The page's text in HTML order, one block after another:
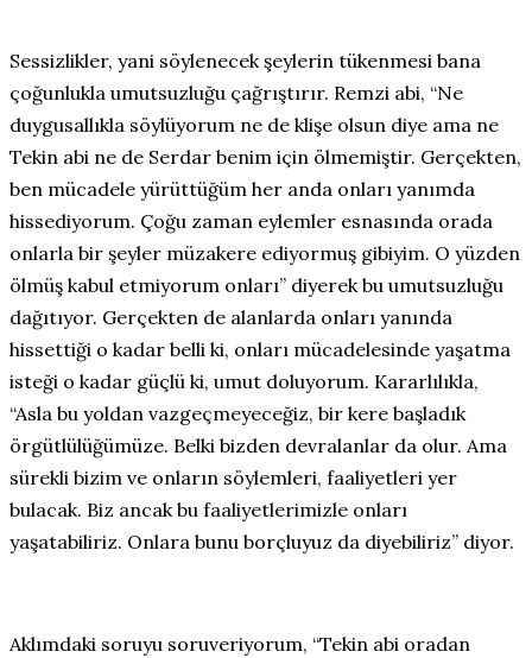
Sessizlikler, yani söylenecek şeylerin tükenmesi bana
çoğunlukla umutsuzluğu çağrıştırır. Remzi abi, “Ne
duygusallıkla söylüyorum ne de klişe olsun diye ama ne
Tekin abi ne de Serdar benim için ölmemiştir. Gerçekten,
ben mücadele yürüttüğüm her anda onları yanımda
hissediyorum. Çoğu zaman eylemler esnasında orada
onlarla bir şeyler müzakere ediyormuş gibiyim. O yüzden
ölmüş kabul etmiyorum onları” diyerek bu umutsuzluğu
dağıtıyor. Gerçekten de alanlarda onları yanında
hissettiği o kadar belli ki, onları mücadelesinde yaşatma
isteği o kadar güçlü ki, umut doluyorum. Kararlılıkla,
“Asla bu yoldan vazgeçmeyeceğiz, bir kere başladık
örgütlülüğümüze. Belki bizden devralanlar da olur. Ama
sürekli bizim ve onların söylemleri, faaliyetleri yer
bulacak. Biz ancak bu faaliyetlerimizle onları
yaşatabiliriz. Onlara bunu borçluyuz da diyebiliriz” diyor.
Aklımdaki soruyu soruveriyorum, “Tekin abi oradan